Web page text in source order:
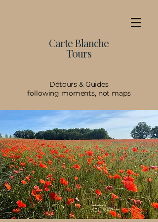
Carte Blanche
Tours
Détours & Guides
following moments, not maps